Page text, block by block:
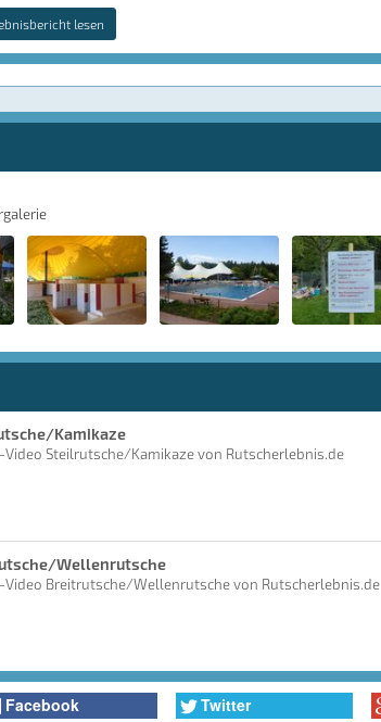
lesen
Kamikaze
Video Steilrutsche/Kamikaze von Rutscherlebnis.de
Wellenrutsche
Video Breitrutsche/Wellenrutsche von Rutscherlebnis.de
Facebook Twitter